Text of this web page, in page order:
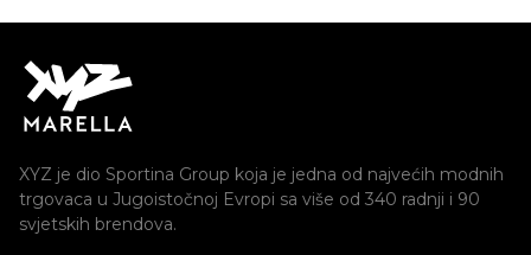
XYZ je dio Sportina Group koja je jedna od najvećih modnih
trgovaca u Jugoistočnoj Evropi sa više od 340 radnji i 90
svjetskih brendova.